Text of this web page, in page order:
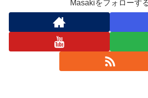
Masakiをフォローす